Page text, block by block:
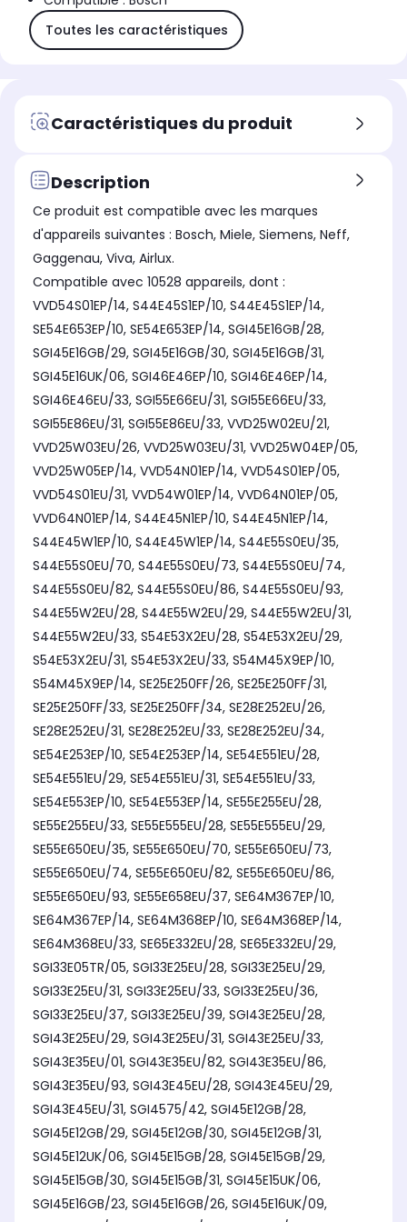
Toutes les caractéristiques
Caractéristiques du produit
Description
Ce produit est compatible avec les marques
d'appareils suivantes : Bosch, Miele, Siemens, Neff,
Gaggenau, Viva, Airlux.
Compatible avec 10528 appareils, dont :
VVD54S01EP/14, S44E45S1EP/10, S44E45S1EP/14,
SE54E653EP/10, SE54E653EP/14, SGI45E16GB/28,
SGI45E16GB/29, SGI45E16GB/30, SGI45E16GB/31,
SGI45E16UK/06, SGI46E46EP/10, SGI46E46EP/14,
SGI46E46EU/33, SGI55E66EU/31, SGI55E66EU/33,
SGI55E86EU/31, SGI55E86EU/33, VVD25W02EU/21,
VVD25W03EU/26, VVD25W03EU/31, VVD25W04EP/05,
VVD25W05EP/14, VVD54N01EP/14, VVD54S01EP/05,
VVD54S01EU/31, VVD54W01EP/14, VVD64N01EP/05,
VVD64N01EP/14, S44E45N1EP/10, S44E45N1EP/14,
S44E45W1EP/10, S44E45W1EP/14, S44E55S0EU/35,
S44E55S0EU/70, S44E55S0EU/73, S44E55S0EU/74,
S44E55S0EU/82, S44E55S0EU/86, S44E55S0EU/93,
S44E55W2EU/28, S44E55W2EU/29, S44E55W2EU/31,
S44E55W2EU/33, S54E53X2EU/28, S54E53X2EU/29,
S54E53X2EU/31, S54E53X2EU/33, S54M45X9EP/10,
S54M45X9EP/14, SE25E250FF/26, SE25E250FF/31,
SE25E250FF/33, SE25E250FF/34, SE28E252EU/26,
SE28E252EU/31, SE28E252EU/33, SE28E252EU/34,
SE54E253EP/10, SE54E253EP/14, SE54E551EU/28,
SE54E551EU/29, SE54E551EU/31, SE54E551EU/33,
SE54E553EP/10, SE54E553EP/14, SE55E255EU/28,
SE55E255EU/33, SE55E555EU/28, SE55E555EU/29,
SE55E650EU/35, SE55E650EU/70, SE55E650EU/73,
SE55E650EU/74, SE55E650EU/82, SE55E650EU/86,
SE55E650EU/93, SE55E658EU/37, SE64M367EP/10,
SE64M367EP/14, SE64M368EP/10, SE64M368EP/14,
SE64M368EU/33, SE65E332EU/28, SE65E332EU/29,
SGI33E05TR/05, SGI33E25EU/28, SGI33E25EU/29,
SGI33E25EU/31, SGI33E25EU/33, SGI33E25EU/36,
SGI33E25EU/37, SGI33E25EU/39, SGI43E25EU/28,
SGI43E25EU/29, SGI43E25EU/31, SGI43E25EU/33,
SGI43E35EU/01, SGI43E35EU/82, SGI43E35EU/86,
SGI43E35EU/93, SGI43E45EU/28, SGI43E45EU/29,
SGI43E45EU/31, SGI4575/42, SGI45E12GB/28,
SGI45E12GB/29, SGI45E12GB/30, SGI45E12GB/31,
SGI45E12UK/06, SGI45E15GB/28, SGI45E15GB/29,
SGI45E15GB/30, SGI45E15GB/31, SGI45E15UK/06,
SGI45E16GB/23, SGI45E16GB/26, SGI45E16UK/09,